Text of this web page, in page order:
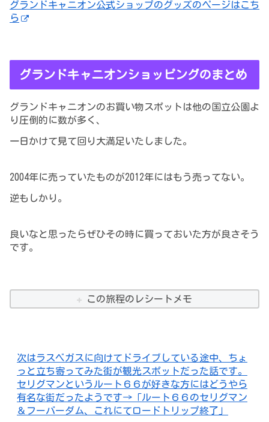
グランドキャニオン公式ショップのグッズのページはこち
ら
グランドキャニオンショッピングのまとめ
グランドキャニオンのお買い物スポットは他の国立公園よ
り圧倒的に数が多く、
一日かけて見て回り大満足いたしました。
2004年に売っていたものが2012年にはもう売ってない。
逆もしかり。
良いなと思ったらぜひその時に買っておいた方が良さそう
です。
この旅程のレシートメモ
次はラスベガスに向けてドライブしている途中、ちょ
っと立ち寄ってみた街が観光スポットだった話です。
セリグマンというルート６６が好きな方にはどうやら
有名な街だったようです→「ルート６６のセリグマン
＆フーバーダム、これにてロードトリップ終了」